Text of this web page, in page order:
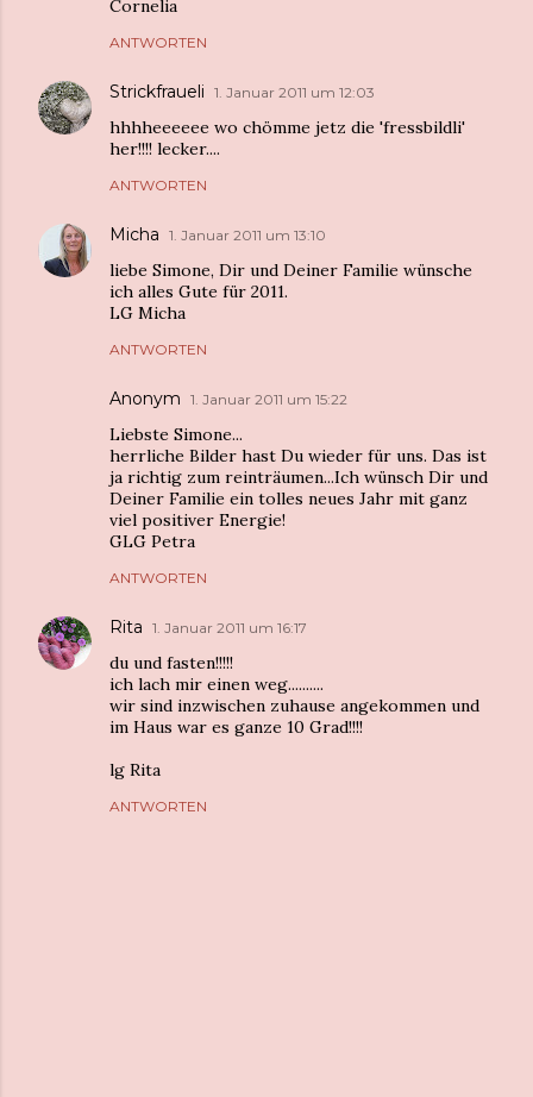
Cornelia
ANTWORTEN
Strickfraueli 1. Januar 2011 um 12:03
hhhheeeeee wo chömme jetz die 'fressbildli'
her!!!! lecker....
ANTWORTEN
Micha 1. Januar 2011 um 13:10
liebe Simone, Dir und Deiner Familie wünsche
ich alles Gute für 2011.
LG Micha
ANTWORTEN
Anonym 1. Januar 2011 um 15:22
Liebste Simone...
herrliche Bilder hast Du wieder für uns. Das ist
ja richtig zum reinträumen...Ich wünsch Dir und
Deiner Familie ein tolles neues Jahr mit ganz
viel positiver Energie!
GLG Petra
ANTWORTEN
Rita 1. Januar 2011 um 16:17
du und fasten!!!!!
ich lach mir einen weg..........
wir sind inzwischen zuhause angekommen und
im Haus war es ganze 10 Grad!!!!
lg Rita
ANTWORTEN